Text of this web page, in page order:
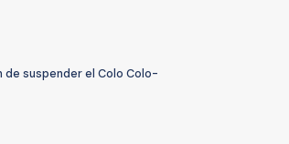
de suspender el Colo Colo-